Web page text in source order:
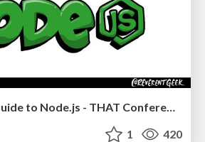
The Illustrated Guide to Node.js - THAT Conference 2024
1 420